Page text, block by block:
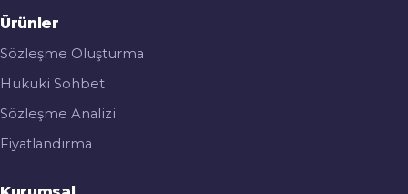
Ürünler
Sözleşme Oluşturma
Hukuki Sohbet
Sözleşme Analizi
Fiyatlandırma